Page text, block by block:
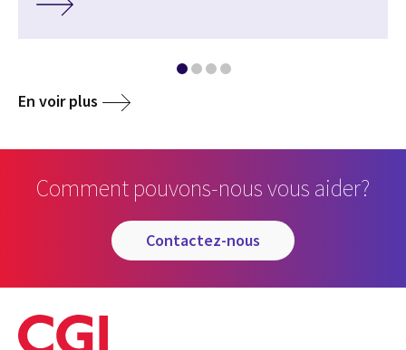
En voir plus
Comment pouvons-nous vous aider?
contactez-nous